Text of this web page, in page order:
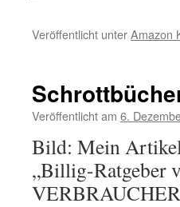
Veröffentlicht unterAmazon
Veröffentlicht am 6.
Bild: Mein
„Billig-Ratgeber